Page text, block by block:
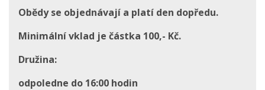
Obědy se objednávají a platí den dopředu.
Minimální vklad je částka 100,- Kč.
Družina:
odpoledne do 16:00 hodin